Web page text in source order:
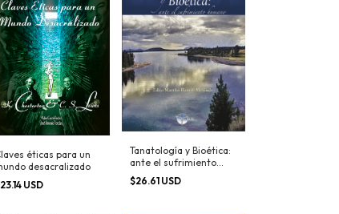
éticas para un
desacralizado
USD
Tanatología y Bioética:
ante el sufrimiento
humano
$26.61 USD